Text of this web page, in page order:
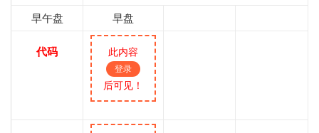
早午盘
早盘
代码 此内容
登录
后可见！